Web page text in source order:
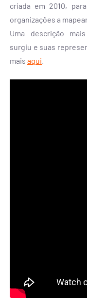
criada em 2010,
organizações a
Uma descrição
surgiu e suas
mais aqui